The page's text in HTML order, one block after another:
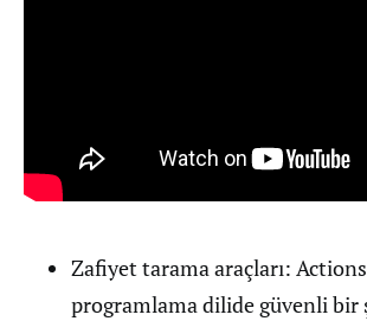
Zafiyet tarama araçları:
programlama dilide güvenli bir